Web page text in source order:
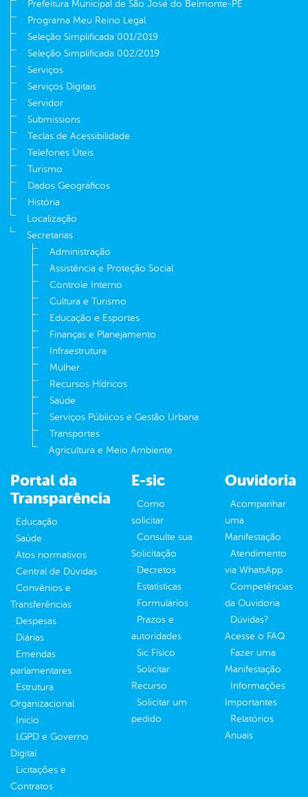
Prefeitura Municipal de São José do Belmonte-PE
Programa Meu Reino Legal
Seleção Simplificada 001/2019
Seleção Simplificada 002/2019
Serviços
Serviços Digitais
Servidor
Submissions
Teclas de Acessibilidade
Telefones Úteis
Turismo
Dados Geográficos
História
Localização
Secretarias
Administração
Assistência e Proteção Social
Controle Interno
Cultura e Turismo
Educação e Esportes
Finanças e Planejamento
Infraestrutura
Mulher
Recursos Hídricos
Saúde
Serviços Públicos e Gestão Urbana
Transportes
Agricultura e Meio Ambiente
Portal da
Transparência
Educação
Saúde
Atos normativos
Central de Dúvidas
Convênios e
Transferências
Despesas
Diárias
Emendas
parlamentares
Estrutura
Organizacional
Inicio
LGPD e Governo
Digital
Licitações e
Contratos
E-sic
Como
solicitar
Consulte sua
Solicitação
Decretos
Estatísticas
Formulários
Prazos e
autoridades
Sic Físico
Solicitar
Recurso
Solicitar um
pedido
Ouvidoria
Acompanhar
uma
Manifestação
Atendimento
via WhatsApp
Competências
da Ouvidoria
Dúvidas?
Acesse o FAQ
Fazer uma
Manifestação
Informações
Importantes
Relatórios
Anuais